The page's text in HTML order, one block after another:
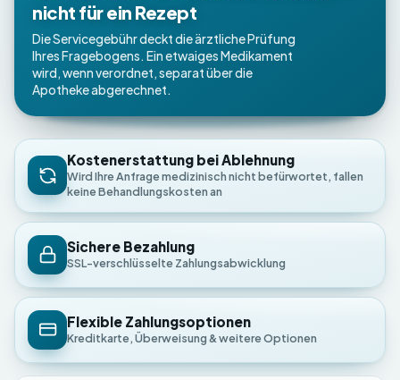
nicht für ein Rezept
Die Servicegebühr deckt die ärztliche Prüfung
Ihres Fragebogens. Ein etwaiges Medikament
wird, wenn verordnet, separat über die
Apotheke abgerechnet.
Kostenerstattung bei Ablehnung
Wird Ihre Anfrage medizinisch nicht befürwortet, fallen
keine Behandlungskosten an
Sichere Bezahlung
SSL-verschlüsselte Zahlungsabwicklung
Flexible Zahlungsoptionen
Kreditkarte, Überweisung & weitere Optionen